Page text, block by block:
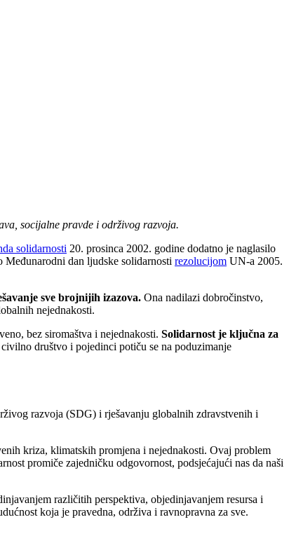
socijalne pravde i održivog razvoja.
solidarnosti 20. prosinca 2002. godine dodatno je naglasilo
dan ljudske solidarnosti rezolucijom UN-a 2005.
sve brojnijih izazova. Ona nadilazi dobročinstvo,
nejednakosti.
bez siromaštva i nejednakosti. Solidarnost je ključna za
društvo i pojedinci potiču se na poduzimanje
razvoja (SDG) i rješavanju globalnih zdravstvenih i
kriza, klimatskih promjena i nejednakosti. Ovaj problem
promiče zajedničku odgovornost, podsjećajući nas da naši
različitih perspektiva, objedinjavanjem resursa i
koja je pravedna, održiva i ravnopravna za sve.